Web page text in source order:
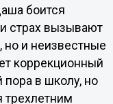
боится
и страх вызывают
но и неизвестные
коррекционный
пора в школу, но
трехлетним